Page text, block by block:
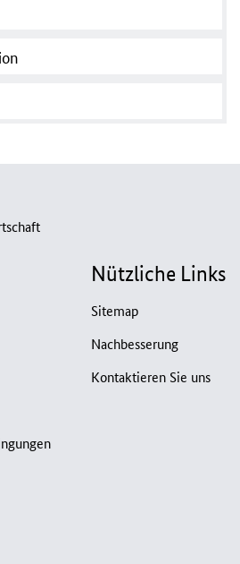
Nützliche Links
Sitemap
Nachbesserung
Kontaktieren Sie uns